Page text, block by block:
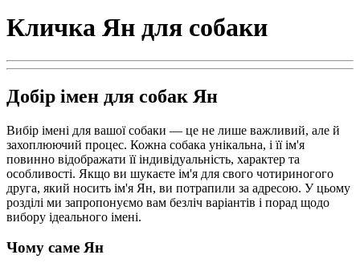
Кличка Ян для собаки
Добір імен для собак Ян
Вибір імені для вашої собаки — це не лише важливий, але й
захоплюючий процес. Кожна собака унікальна, і її ім'я
повинно відображати її індивідуальність, характер та
особливості. Якщо ви шукаєте ім'я для свого чотириногого
друга, який носить ім'я Ян, ви потрапили за адресою. У цьому
розділі ми запропонуємо вам безліч варіантів і порад щодо
вибору ідеального імені.
Чому саме Ян